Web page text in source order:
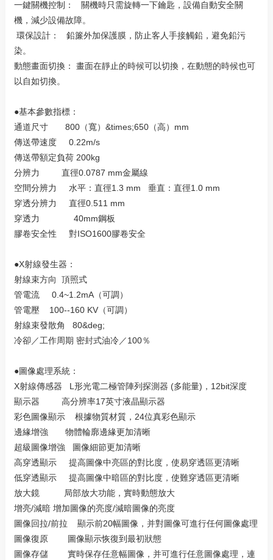
一鍵關機控制： 關機時只需旋轉一下鑰匙，設備自動安全關
機，減少設備故障。
環保設計： 鉛簾外加保護膜，防止客人手接觸鉛，避免鉛污
染。
動態畫面切換： 畫面在靜止的時候可以切換，在動態的時候也可
以自如切換。
●基本參數指標：
通道尺寸 800（寬）&times;650（高）mm
傳送帶速度 0.22m/s
傳送帶額定負荷 200kg
分辨力 直徑0.0787 mm金屬線
空間分辨力 水平：直徑1.3 mm 垂直：直徑1.0 mm
穿透分辨力 直徑0.511 mm
穿透力 40mm鋼板
膠卷安全性 對ISO1600膠卷安全
●X射線發生器：
射線束方向 頂照式
管電流 0.4~1.2mA（可調）
管電壓 100--160 KV（可調）
射線束發散角 80&deg;
冷卻／工作周期 密封式油冷／100％
●圖像處理系統：
X射線傳感器 L形光電二極管陣列探測器 (多能量)，12bit深度
顯示器 高分辨率17英寸液晶顯示器
彩色圖像顯示 根據物質材質，24位真彩色顯示
邊緣增強 物體輪廓邊緣更加清晰
超級圖像增強 圖像細節更加清晰
高穿透顯示 提高圖像中亮區的對比度，使易穿透區更清晰
低穿透顯示 提高圖像中暗區的對比度，使難穿透區更清晰
放大鏡 局部放大功能，實時動態放大
增亮/減暗 增加圖像的亮度/減暗圖像的亮度
圖像回拉/前拉 顯示前20幅圖像，并對圖像可進行任何圖像處理
圖像復原 圖像顯示恢復到最初狀態
圖像存儲 實時保存任意幅圖像，并可進行任意圖像處理，連